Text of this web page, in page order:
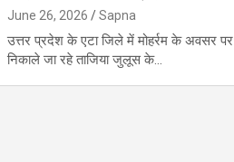
June 26, 2026 Sapna
उत्तर प्रदेश के एटा जिले में मोहर्रम के अवसर पर
निकाले जा रहे ताजिया जुलूस के…